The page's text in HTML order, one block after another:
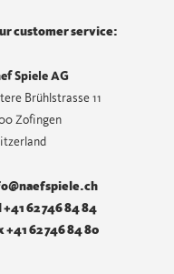
customer service:
Spiele AG
Brühlstrasse 11
Zofingen
+41 62 746 84 84
+41 62 746 84 80